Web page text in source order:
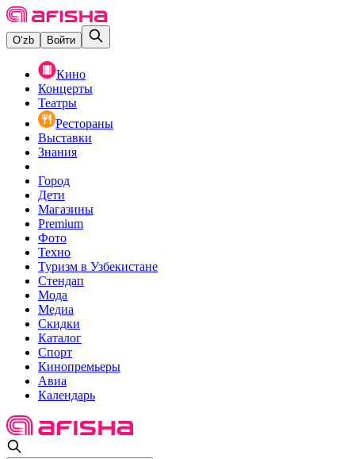
O‘zb Войти
Кино
Концерты
Театры
Рестораны
Выставки
Знания
Город
Дети
Магазины
Premium
Фото
Техно
Туризм в Узбекистане
Стендап
Мода
Медиа
Скидки
Каталог
Спорт
Кинопремьеры
Авиа
Календарь